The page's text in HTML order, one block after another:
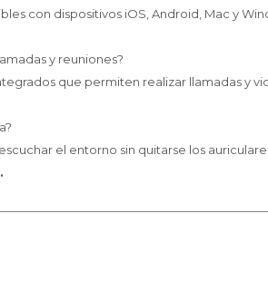
con dispositivos iOS, Android, Mac y
y reuniones?
que permiten realizar llamadas y
el entorno sin quitarse los